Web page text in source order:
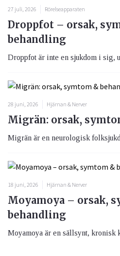
27 juli, 2026 Rörelseapparaten
Droppfot – orsak,
behandling
Droppfot är inte en sjukdom i sig,
28 juni, 2026 Hjärnan & Nerver
Migrän: orsak,
Migrän är en neurologisk
18 juni, 2026 Hjärnan & Nerver
Moyamoya – orsak,
behandling
Moyamoya är en sällsynt, kronisk